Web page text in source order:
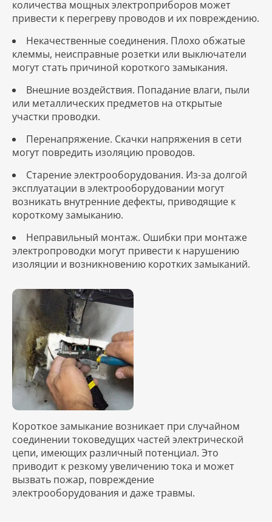
количества мощных электроприборов может
привести к перегреву проводов и их повреждению.
Некачественные соединения. Плохо обжатые
клеммы, неисправные розетки или выключатели
могут стать причиной короткого замыкания.
Внешние воздействия. Попадание влаги, пыли
или металлических предметов на открытые
участки проводки.
Перенапряжение. Скачки напряжения в сети
могут повредить изоляцию проводов.
Старение электрооборудования. Из-за долгой
эксплуатации в электрооборудовании могут
возникать внутренние дефекты, приводящие к
короткому замыканию.
Неправильный монтаж. Ошибки при монтаже
электропроводки могут привести к нарушению
изоляции и возникновению коротких замыканий.
Короткое замыкание возникает при случайном
соединении токоведущих частей электрической
цепи, имеющих различный потенциал. Это
приводит к резкому увеличению тока и может
вызвать пожар, повреждение
электрооборудования и даже травмы.